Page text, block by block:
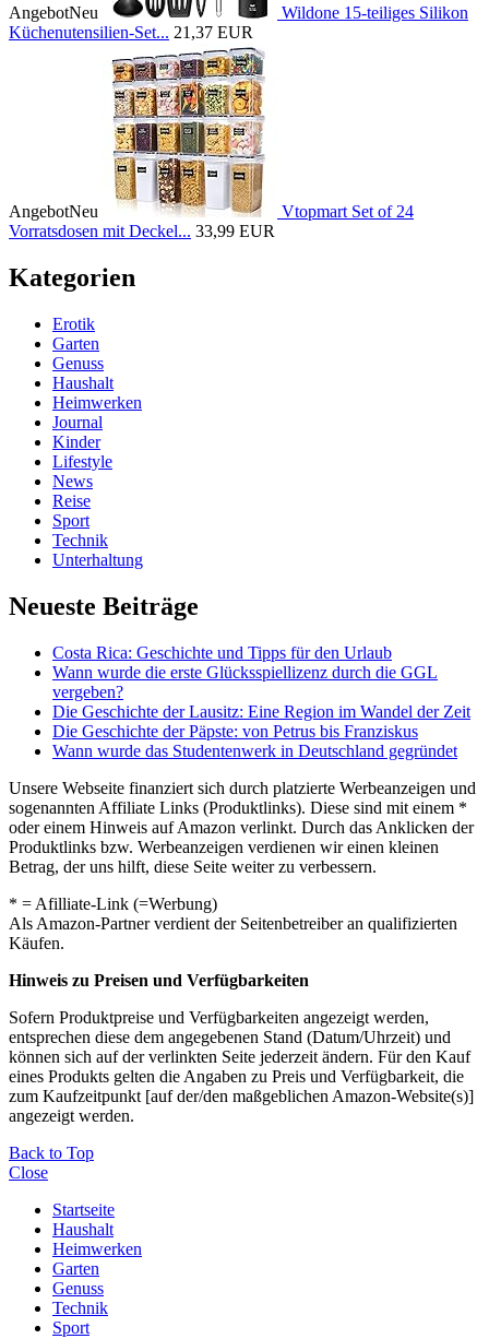
AngebotNeu
Wildone 15-teiliges Silikon
Küchenutensilien-Set... 21,37 EUR
AngebotNeu
Vtopmart Set of 24
Vorratsdosen mit Deckel... 33,99 EUR
Kategorien
Erotik
Garten
Genuss
Haushalt
Heimwerken
Journal
Kinder
Lifestyle
News
Reise
Sport
Technik
Unterhaltung
Neueste Beiträge
Costa Rica: Geschichte und Tipps für den Urlaub
Wann wurde die erste Glücksspiellizenz durch die GGL
vergeben?
Die Geschichte der Lausitz: Eine Region im Wandel der Zeit
Die Geschichte der Päpste: von Petrus bis Franziskus
Wann wurde das Studentenwerk in Deutschland gegründet
Unsere Webseite finanziert sich durch platzierte Werbeanzeigen und
sogenannten Affiliate Links (Produktlinks). Diese sind mit einem *
oder einem Hinweis auf Amazon verlinkt. Durch das Anklicken der
Produktlinks bzw. Werbeanzeigen verdienen wir einen kleinen
Betrag, der uns hilft, diese Seite weiter zu verbessern.
* = Afilliate-Link (=Werbung)
Als Amazon-Partner verdient der Seitenbetreiber an qualifizierten
Käufen.
Hinweis zu Preisen und Verfügbarkeiten
Sofern Produktpreise und Verfügbarkeiten angezeigt werden,
entsprechen diese dem angegebenen Stand (Datum/Uhrzeit) und
können sich auf der verlinkten Seite jederzeit ändern. Für den Kauf
eines Produkts gelten die Angaben zu Preis und Verfügbarkeit, die
zum Kaufzeitpunkt [auf der/den maßgeblichen Amazon-Website(s)]
angezeigt werden.
Back to Top
Close
Startseite
Haushalt
Heimwerken
Garten
Genuss
Technik
Sport